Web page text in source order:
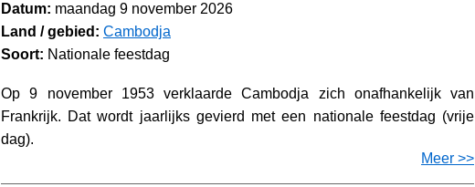
Datum: maandag 9 november 2026
Land / gebied: Cambodja
Soort: Nationale feestdag
Op 9 november 1953 verklaarde Cambodja zich onafhankelijk van
Frankrijk. Dat wordt jaarlijks gevierd met een nationale feestdag (vrije
dag).
Meer >>